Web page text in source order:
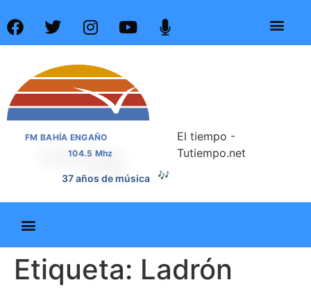
FM BAHÍA ENGAÑO
104.5 Mhz
37 años de música 🎶
El tiempo -
Tutiempo.net
Etiqueta: Ladrón